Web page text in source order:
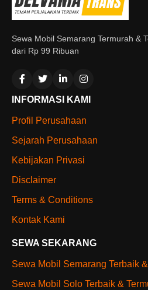
Sewa Mobil Semarang Termurah &
dari Rp 99 Ribuan
INFORMASI KAMI
Profil Perusahaan
Sejarah Perusahaan
Kebijakan Privasi
Disclaimer
Terms & Conditions
Kontak Kami
SEWA SEKARANG
Sewa Mobil Semarang Terbaik
Sewa Mobil Solo Terbaik &